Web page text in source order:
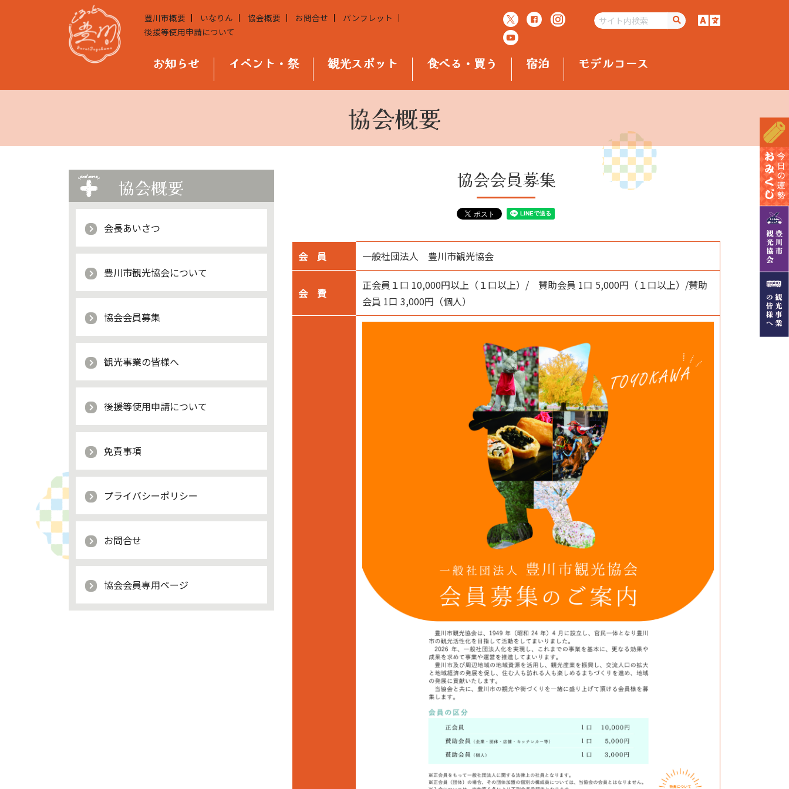
豊川市概要 いなりん 協会概要 お問合せ
パンフレット
後援等使用申請について
お知らせ イベント・祭 観光スポット 食べる・買う 宿泊 モデルコース
協会概要
協会会員募集
会 員 一般社団法人 豊川市観光協会
会 費
正会員１口 10,000円以上（１口以上）/ 賛助会員 1口 5,000円（１口以上）/賛助
会員 1口 3,000円（個人）
協会概要
会長あいさつ
豊川市観光協会について
協会会員募集
観光事業の皆様へ
後援等使用申請について
免責事項
プライバシーポリシー
お問合せ
協会会員専用ページ